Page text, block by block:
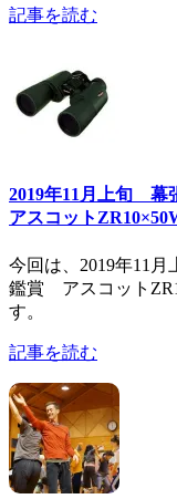
記事を読む
2019年11月上旬
アスコット
今回は、2019年11
鑑賞 アスコット
す。
記事を読む